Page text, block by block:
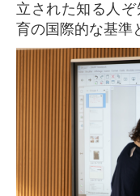
立された知る人
育の国際的な基準